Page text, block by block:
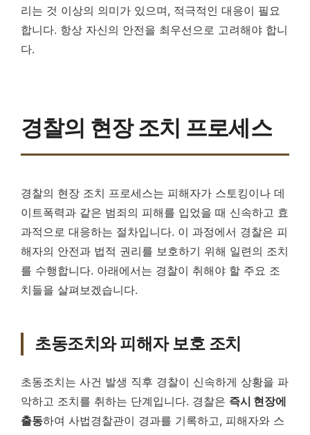
리는 것 이상의 의미가 있으며, 적극적인 대응이 필요
합니다. 항상 자신의 안전을 최우선으로 고려해야 합니
다.
경찰의 현장 조치 프로세스
경찰의 현장 조치 프로세스는 피해자가 스토킹이나 데
이트폭력과 같은 범죄의 피해를 입었을 때 신속하고 효
과적으로 대응하는 절차입니다. 이 과정에서 경찰은 피
해자의 안전과 법적 권리를 보호하기 위해 일련의 조치
를 수행합니다. 아래에서는 경찰이 취해야 할 주요 조
치들을 살펴보겠습니다.
초동조치와 피해자 보호 조치
초동조치는 사건 발생 직후 경찰이 신속하게 상황을 파
악하고 조치를 취하는 단계입니다. 경찰은 즉시 현장에
출동하여 사법경찰관이 경과를 기록하고, 피해자와 스